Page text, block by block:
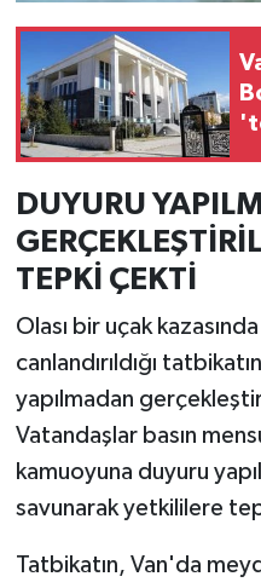
DUYURU
TEPKİ ÇEKTİ
Olası bir uçak
canlandırıldığı
yapılmadan
Vatandaşlar basın
kamuoyuna duyuru
savunarak yetkililere
Tatbikatın, Van'da